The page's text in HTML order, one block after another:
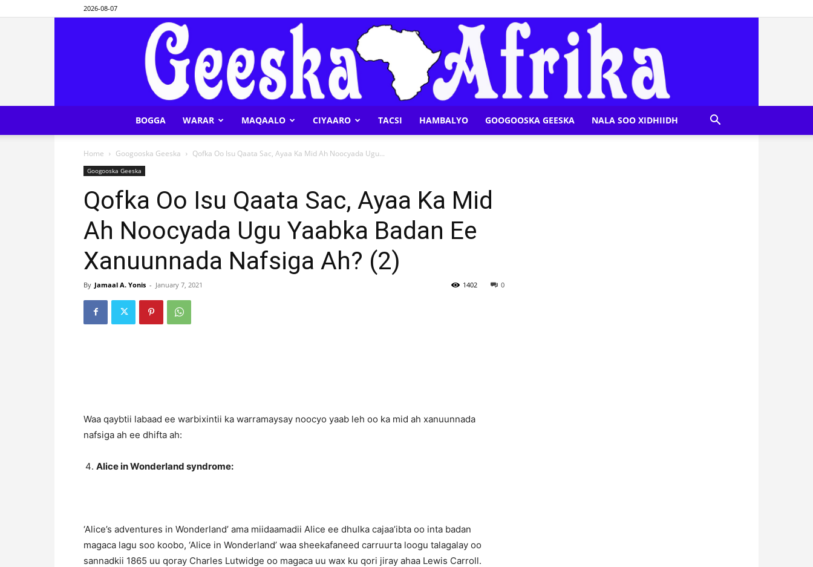
2026-08-07
Afrika
BOGGA WARAR MAQAALO CIYAARO TACSI HAMBALYO GOOGOOSKA GEESKA NALA SOO XIDHIIDH
Home Googooska Geeska Qofka Oo Isu Qaata Sac, Ayaa Ka Mid Ah Noocyada Ugu...
Googooska Geeska
Qofka Oo Isu Qaata Sac, Ayaa Ka Mid
Ah Noocyada Ugu Yaabka Badan Ee
Xanuunnada Nafsiga Ah? (2)
By Jamaal A. Yonis - January 7, 2021 0
1402
Waa qaybtii labaad ee warbixintii ka warramaysay noocyo yaab leh oo ka mid ah xanuunnada
nafsiga ah ee dhifta ah:
Alice in Wonderland syndrome:
‘Alice’s adventures in Wonderland’ ama miidaamadii Alice ee dhulka cajaa’ibta oo inta badan
magaca lagu soo koobo, ‘Alice in Wonderland’ waa sheekafaneed carruurta loogu talagalay oo
sannadkii 1865 uu qoray Charles Lutwidge oo magaca uu wax ku qori jiray ahaa Lewis Carroll.